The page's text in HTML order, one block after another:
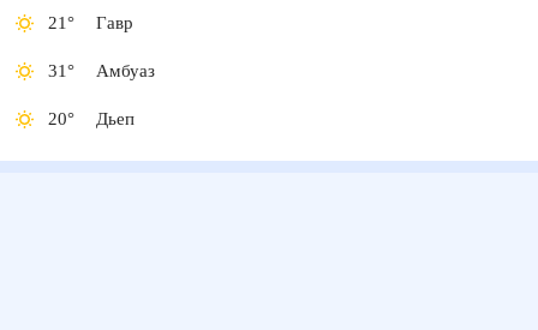
21° Гавр
31° Амбуаз
20° Дьеп